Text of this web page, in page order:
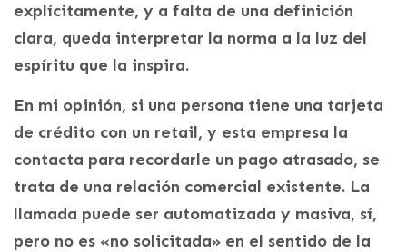
explícitamente, y a falta de una definición
clara, queda interpretar la norma a la luz del
espíritu que la inspira.
En mi opinión, si una persona tiene una tarjeta
de crédito con un retail, y esta empresa la
contacta para recordarle un pago atrasado, se
trata de una relación comercial existente. La
llamada puede ser automatizada y masiva, sí,
pero no es «no solicitada» en el sentido de la